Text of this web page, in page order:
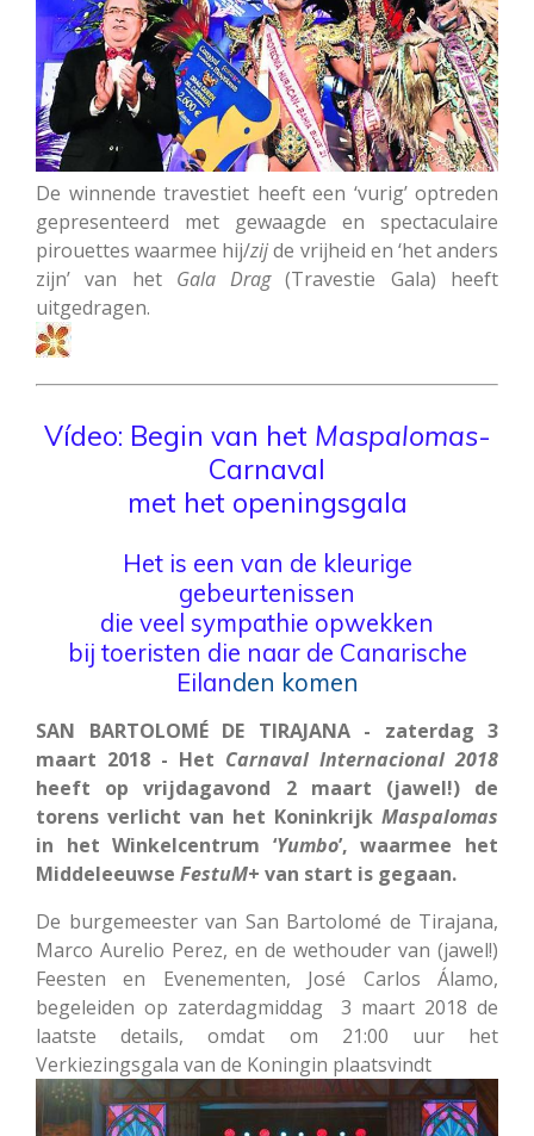
De winnende travestiet heeft een ‘vurig’ optreden
gepresenteerd met gewaagde en spectaculaire
pirouettes waarmee hij/zijde vrijheid en ‘het anders
zijn’ van het Gala Drag(Travestie Gala) heeft
uitgedragen.
Vídeo: Begin van het Maspalomas-
Carnaval
met het openingsgala
Het is een van de kleurige
gebeurtenissen
die veel sympathie opwekken
bij toeristen die naar de Canarische
Eilanden komen
SAN BARTOLOMÉ DE TIRAJANA - zaterdag 3
maart 2018 - Het Carnaval Internacional 2018
heeft op vrijdagavond 2 maart (jawel!) de
torens verlicht van het Koninkrijk Maspalomas
in het Winkelcentrum ‘Yumbo’, waarmee het
Middeleeuwse FestuM+ van start is gegaan.
De burgemeester van San Bartolomé de Tirajana,
Marco Aurelio Perez, en de wethouder van (jawel!)
Feesten en Evenementen, José Carlos Álamo,
begeleiden op zaterdagmiddag 3 maart 2018 de
laatste details, omdat om 21:00 uur het
Verkiezingsgala van de Koningin plaatsvindt